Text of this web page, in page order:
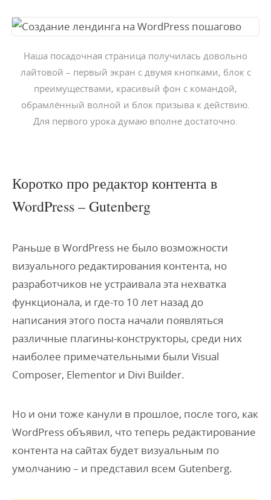
Наша посадочная страница получилась довольно
лайтовой – первый экран с двумя кнопками, блок с
преимуществами, красивый фон с командой,
обрамлённый волной и блок призыва к действию.
Для первого урока думаю вполне достаточно.
Коротко про редактор контента в
WordPress – Gutenberg
Раньше в WordPress не было возможности
визуального редактирования контента, но
разработчиков не устраивала эта нехватка
функционала, и где-то 10 лет назад до
написания этого поста начали появляться
различные плагины-конструкторы, среди них
наиболее примечательными были Visual
Composer, Elementor и Divi Builder.
Но и они тоже канули в прошлое, после того, как
WordPress объявил, что теперь редактирование
контента на сайтах будет визуальным по
умолчанию – и представил всем Gutenberg.